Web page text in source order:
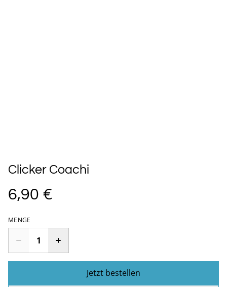
Clicker Coachi
6,90 €
MENGE
Jetzt bestellen